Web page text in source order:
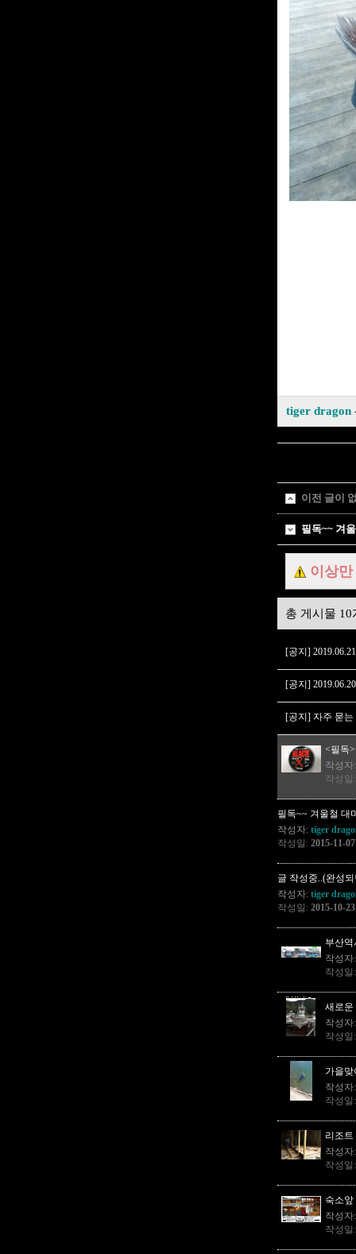
tiger dragon
이전 글이
필독~~ 겨
이상
총 게시물
[공지]
[공지]
[공지] 자주 묻는
<필독
작성
작성
필독~~ 겨울철 대
작성자: tiger
작성일: 2015-11-
글 작성중..(완성
작성자: tiger
작성일: 2015-10-
부산
작성
작성
새로운
작성
작성
가을
작성
작성
리조
작성
작성
숙소
작성
작성